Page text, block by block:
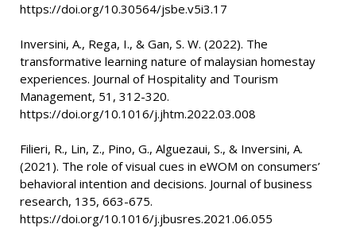
https://doi.org/10.30564/jsbe.v5i3.17
Inversini, A., Rega, I., & Gan, S. W. (2022). The
transformative learning nature of malaysian homestay
experiences. Journal of Hospitality and Tourism
Management, 51, 312-320.
https://doi.org/10.1016/j.jhtm.2022.03.008
Filieri, R., Lin, Z., Pino, G., Alguezaui, S., & Inversini, A.
(2021). The role of visual cues in eWOM on consumers’
behavioral intention and decisions. Journal of business
research, 135, 663-675.
https://doi.org/10.1016/j.jbusres.2021.06.055